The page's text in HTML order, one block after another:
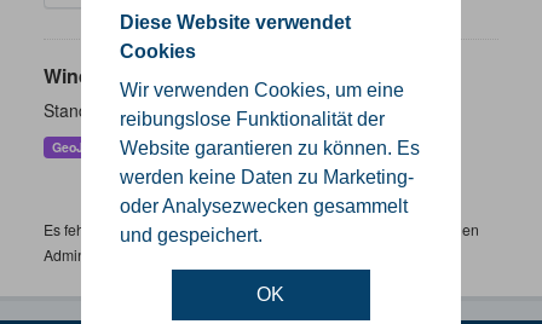
Diese Website verwendet
Cookies
Wir verwenden Cookies, um eine
reibungslose Funktionalität der
Website garantieren zu können. Es
werden keine Daten zu Marketing-
oder Analysezwecken gesammelt
und gespeichert.
OK
Windenergieanlagen
Standorte der Windenergieanlagen im Kreis Gütersloh
GeoJSON KML SHP
Es fehlen spezifische Datensätze? Wenden Sie sich bitte an einen
Administrator unter: